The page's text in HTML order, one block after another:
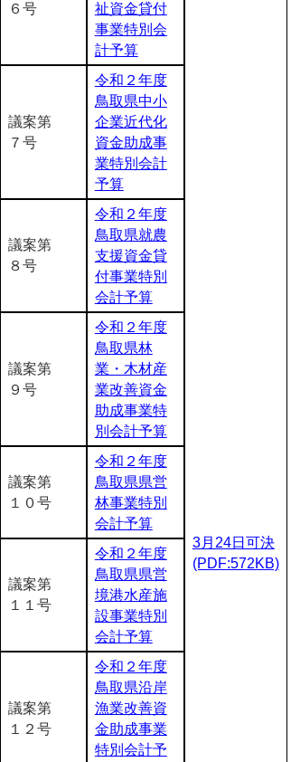
3月24日可決
(PDF:572KB)
６号
祉資金貸付
事業特別会
計予算
議案第
７号
令和２年度
鳥取県中小
企業近代化
資金助成事
業特別会計
予算
議案第
８号
令和２年度
鳥取県就農
支援資金貸
付事業特別
会計予算
議案第
９号
令和２年度
鳥取県林
業・木材産
業改善資金
助成事業特
別会計予算
議案第
１０号
令和２年度
鳥取県県営
林事業特別
会計予算
議案第
１１号
令和２年度
鳥取県県営
境港水産施
設事業特別
会計予算
議案第
１２号
令和２年度
鳥取県沿岸
漁業改善資
金助成事業
特別会計予